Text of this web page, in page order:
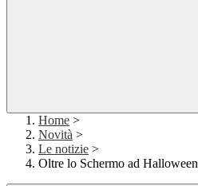
Home >
Novità >
Le notizie >
Oltre lo Schermo ad Halloween